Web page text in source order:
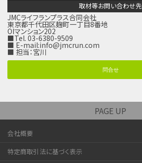
取材等お問い合わせ先
JMCライフランプラス合同会社
東京都千代田区麹町一丁目8番地
OIマンション202
■Tel. 03-6380-9509
■ E-mail:info@jmcrun.com
■ 担当：宮川
問合せ
PAGE UP
会社概要
特定商取引法に基づく表示